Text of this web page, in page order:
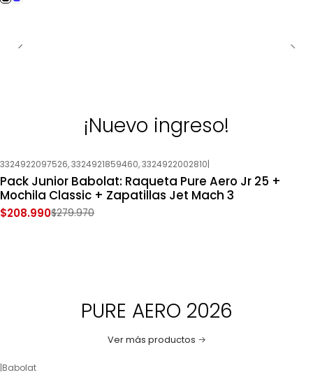
¡Nuevo ingreso!
-25% OFF
Nuevo
3324922097526, 3324921859460, 3324922002810|
Pack Junior Babolat: Raqueta Pure Aero Jr 25 +
Mochila Classic + Zapatillas Jet Mach 3
$208.990$279.970
PURE AERO 2026
Ver más productos
|Babolat